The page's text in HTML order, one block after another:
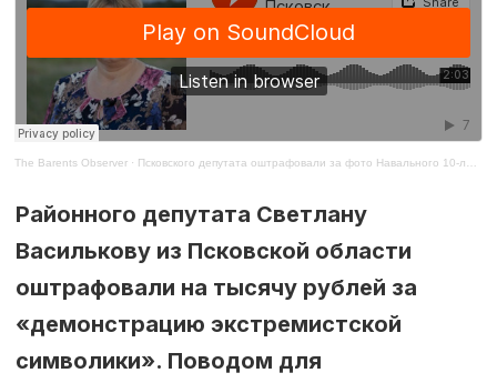
The Barents Observer · Псковского депутата оштрафовали за фото Навального 10-летней давности на чужой странице
Районного депутата Светлану
Василькову из Псковской области
оштрафовали на тысячу рублей за
«демонстрацию экстремистской
символики». Поводом для